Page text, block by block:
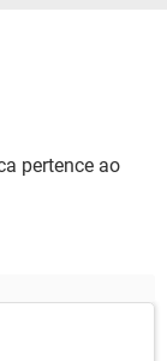
pertence ao